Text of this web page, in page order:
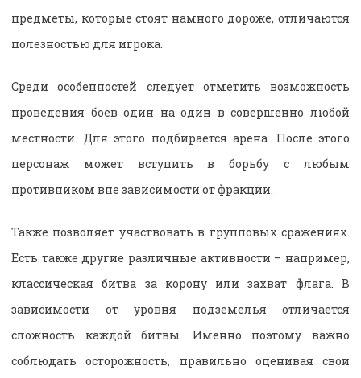
предметы, которые стоят намного дороже, отличаются
полезностью для игрока.
Среди особенностей следует отметить возможность
проведения боев один на один в совершенно любой
местности. Для этого подбирается арена. После этого
персонаж может вступить в борьбу с любым
противником вне зависимости от фракции.
Также позволяет участвовать в групповых сражениях.
Есть также другие различные активности – например,
классическая битва за корону или захват флага. В
зависимости от уровня подземелья отличается
сложность каждой битвы. Именно поэтому важно
соблюдать осторожность, правильно оценивая свои